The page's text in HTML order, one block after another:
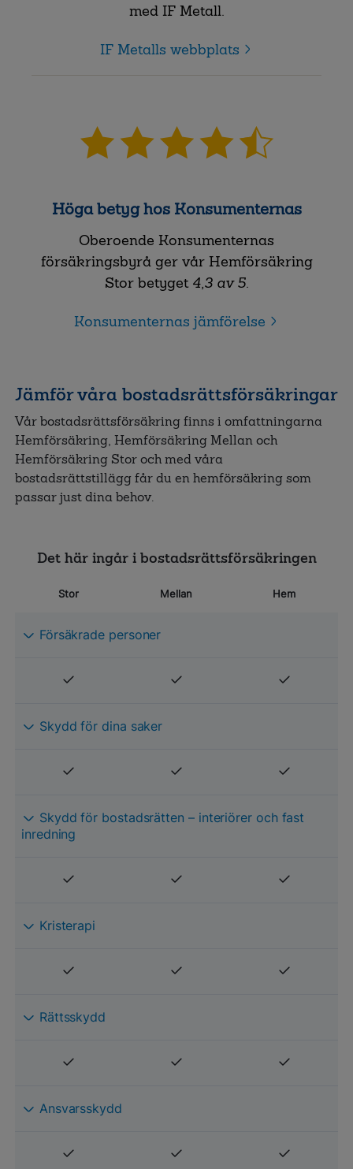
med IF Metall.
IF Metalls webbplats
Höga betyg hos Konsumenternas
Oberoende Konsumenternas
försäkringsbyrå ger vår Hemförsäkring
Stor betyget 4,3 av 5.
Konsumenternas jämförelse
Jämför våra bostadsrättsförsäkringar
Vår bostadsrättsförsäkring finns i omfattningarna
Hemförsäkring, Hemförsäkring Mellan och
Hemförsäkring Stor och med våra
bostadsrättstillägg får du en hemförsäkring som
passar just dina behov.
Det här ingår i bostadsrättsförsäkringen
Stor Mellan Hem
Försäkrade personer
Skydd för dina saker
inredning
Kristerapi
Rättsskydd
Ansvarsskydd